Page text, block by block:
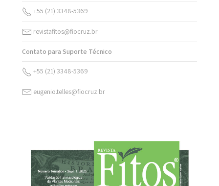
+55 (21) 3348-5369
revistafitos@fiocruz.br
Contato para Suporte Técnico
+55 (21) 3348-5369
eugenio.telles@fiocruz.br